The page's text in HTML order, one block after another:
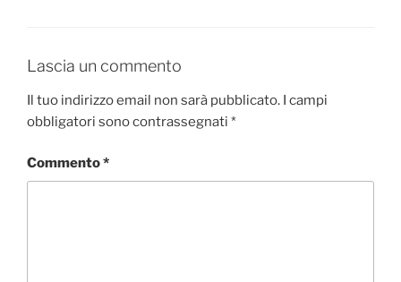
Lascia un commento
Il tuo indirizzo email non sarà pubblicato. I campi
obbligatori sono contrassegnati *
Commento*